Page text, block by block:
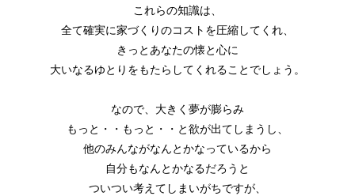
これらの知識は、
全て確実に家づくりのコストを圧縮してくれ、
きっとあなたの懐と心に
大いなるゆとりをもたらしてくれることでしょう。
なので、大きく夢が膨らみ
もっと・・もっと・・と欲が出てしまうし、
他のみんながなんとかなっているから
自分もなんとかなるだろうと
ついつい考えてしまいがちですが、